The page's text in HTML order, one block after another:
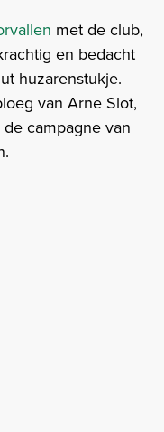
met de club,
en bedacht
huzarenstukje.
van Arne Slot,
campagne van